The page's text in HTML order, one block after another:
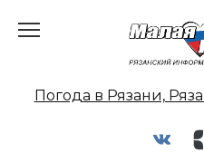
Погода в Рязани,